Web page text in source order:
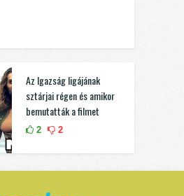
Az Igazság ligájának
sztárjai régen és amikor
bemutatták a filmet
2 2